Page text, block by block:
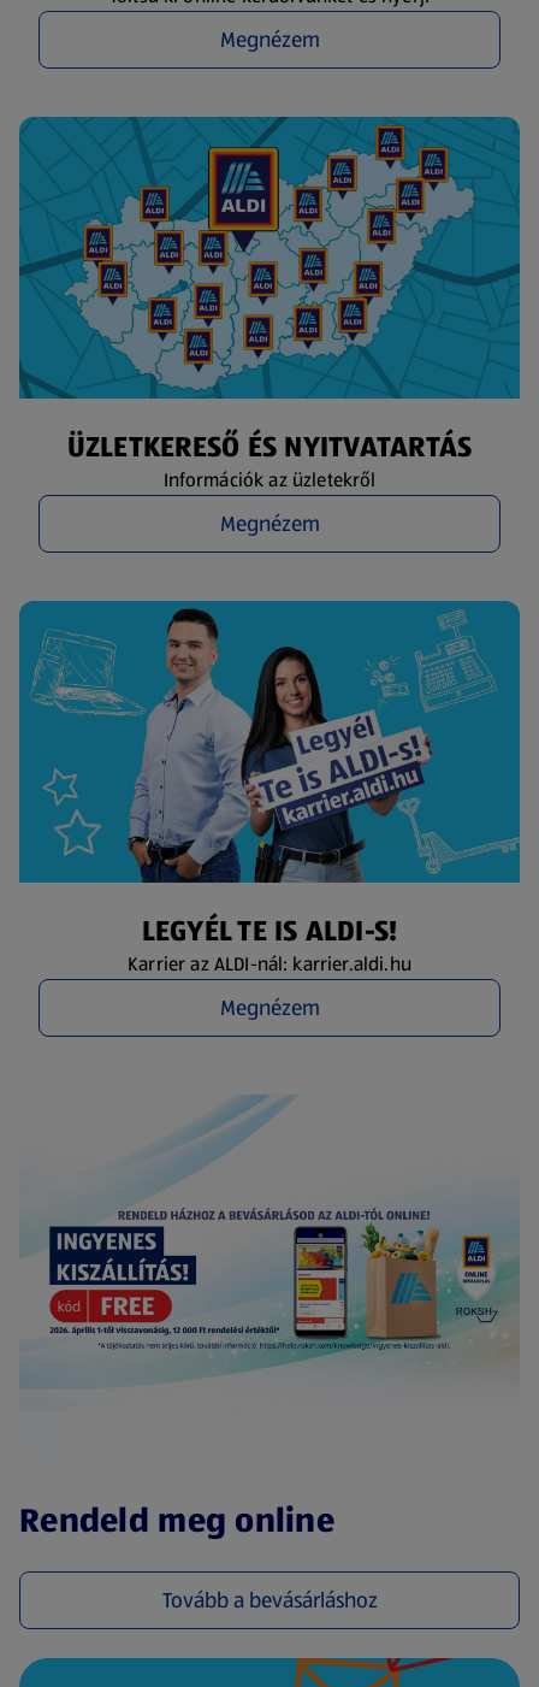
Megnézem
ÜZLETKERESŐ ÉS NYITVATARTÁS
Információk az üzletekről
Megnézem
LEGYÉL TE IS ALDI-S!
Karrier az ALDI-nál: karrier.aldi.hu
Megnézem
Rendeld meg online
Tovább a bevásárláshoz
(új oldalon nyílik meg)